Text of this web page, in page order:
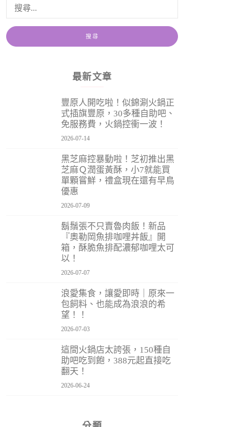
最新文章
豐原人開吃啦！似錦涮火鍋正
式插旗豐原，30多種自助吧、
免服務費，火鍋控衝一波！
2026-07-14
黑芝麻控暴動啦！芝初推出黑
芝麻Ｑ潤蛋黃酥，小7就能買
單顆嘗鮮，禮盒現在還有早鳥
優惠
2026-07-09
鬍鬚張不只賣魯肉飯！新品
『奧勒岡魚排咖哩丼飯』開
箱，酥脆魚排配濃郁咖哩太可
以！
2026-07-07
浪愛集食，讓愛即時｜原來一
包飼料、也能成為浪浪的希
望！！
2026-07-03
這間火鍋店太誇張，150種自
助吧吃到飽，388元起直接吃
翻天！
2026-06-24